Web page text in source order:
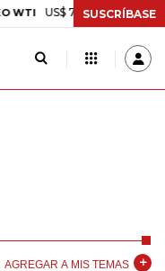
US$ 78,01 US$ 2,92 +3,89%
SUSCRÍBASE
AGREGAR A MIS TEMAS